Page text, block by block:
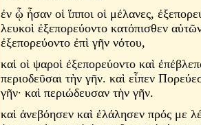
ἐν ᾧ ἦσαν οἱ ἵπποι οἱ μέλανες,
λευκοὶ ἐξεπορεύοντο κατόπισθεν
ἐξεπορεύοντο ἐπὶ γῆν νότου,
καὶ οἱ ψαροὶ ἐξεπορεύοντο καὶ
περιοδεῦσαι τὴν γῆν. καὶ εἶπεν
γῆν· καὶ περιώδευσαν τὴν γῆν.
καὶ ἀνεβόησεν καὶ ἐλάλησεν πρός με